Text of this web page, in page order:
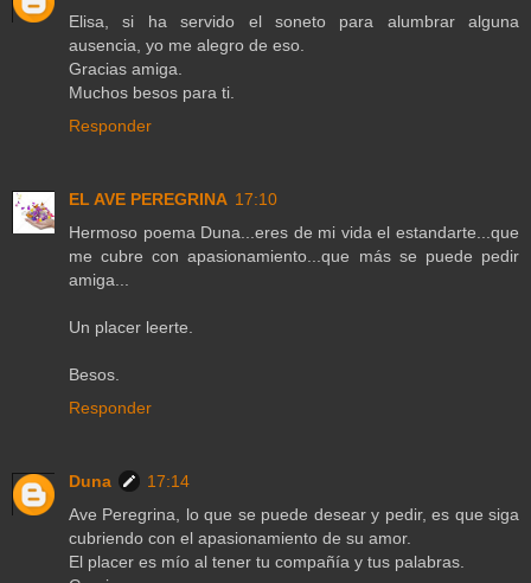
Elisa, si ha servido el soneto para alumbrar alguna
ausencia, yo me alegro de eso.
Gracias amiga.
Muchos besos para ti.
Responder
EL AVE PEREGRINA 17:10
Hermoso poema Duna...eres de mi vida el estandarte...que
me cubre con apasionamiento...que más se puede pedir
amiga...
Un placer leerte.
Besos.
Responder
Duna
17:14
Ave Peregrina, lo que se puede desear y pedir, es que siga
cubriendo con el apasionamiento de su amor.
El placer es mío al tener tu compañía y tus palabras.